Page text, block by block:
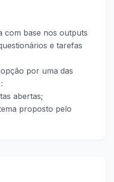
com base nos outputs
e tarefas
por uma das
abertas;
proposto pelo